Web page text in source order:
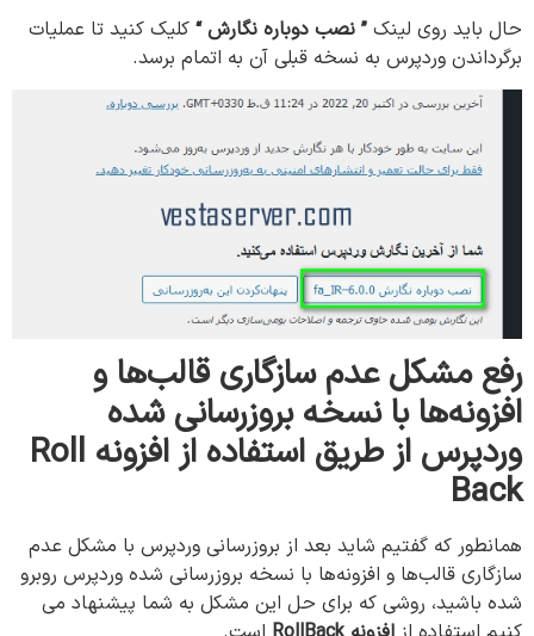
حال باید روی لینک ” نصب دوباره نگارش“ کلیک کنید تا عملیات
برگرداندن وردپرس به نسخه قبلی آن به اتمام برسد.
رفع مشکل عدم سازگاری قالب‌ها و
افزونه‌ها با نسخه بروزرسانی شده
وردپرس از طریق استفاده ازافزونه Roll
Back
همانطور که گفتیم شاید بعد از بروزرسانی وردپرس با مشکل عدم
سازگاری قالب‌ها و افزونه‌ها با نسخه بروزرسانی شده وردپرس روبرو
شده باشید، روشی که برای حل این مشکل به شما پیشنهاد می